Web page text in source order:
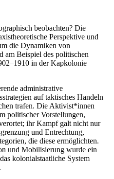
beobachten? Die
Perspektive und
die Dynamiken von
am Beispiel des politischen
in der Kapkolonie
administrative
auf taktisches Handeln
trafen. Die Aktivist*innen
politischer Vorstellungen,
ihr Kampf galt nicht nur
und Entrechtung,
die diese ermöglichten.
und Mobilisierung wurde ein
kolonialstaatliche System